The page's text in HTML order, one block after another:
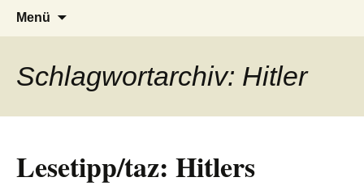
AFRICA live
Seit 1998: Aktuelles aus und mit Bezug
zu Afrika
Menü
Schlagwortarchiv: Hitler
Lesetipp/taz: Hitlers